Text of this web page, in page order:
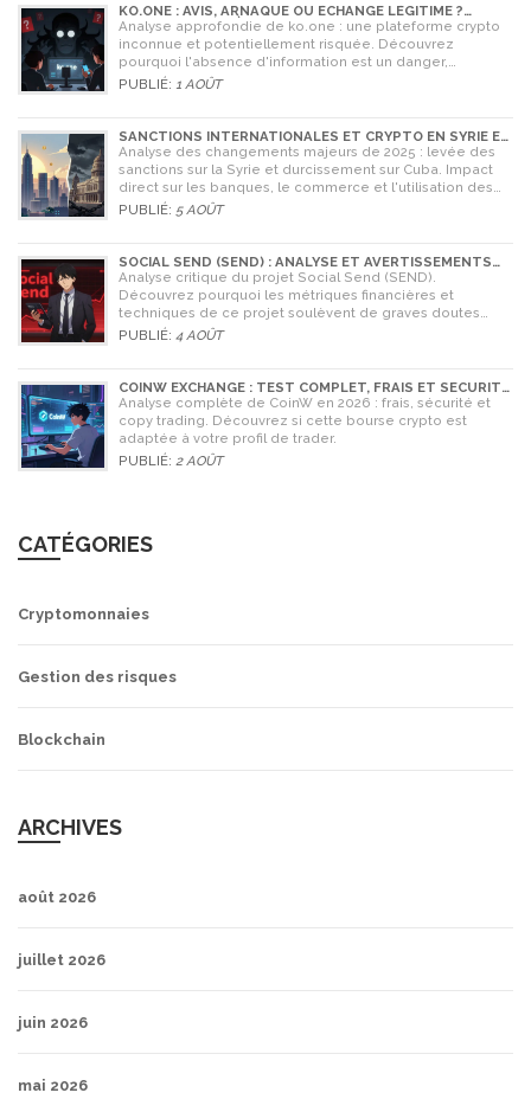
KO.ONE : AVIS, ARNAQUE OU ÉCHANGE LÉGITIME ?
ANALYSE COMPLÈTE
Analyse approfondie de ko.one : une plateforme crypto
inconnue et potentiellement risquée. Découvrez
pourquoi l'absence d'information est un danger,
comparez avec Coinone et apprenez à vérifier la sécurité
PUBLIÉ: 1 AOÛT
SANCTIONS INTERNATIONALES ET CRYPTO EN SYRIE ET
CUBA : L'IMPACT MAJEUR DE 2025
Analyse des changements majeurs de 2025 : levée des
sanctions sur la Syrie et durcissement sur Cuba. Impact
direct sur les banques, le commerce et l'utilisation des
cryptomonnaies comme Bitcoin.
PUBLIÉ: 5 AOÛT
SOCIAL SEND (SEND) : ANALYSE ET AVERTISSEMENTS
CRITIQUES POUR 2026
Analyse critique du projet Social Send (SEND).
Découvrez pourquoi les métriques financières et
techniques de ce projet soulèvent de graves doutes
quant à sa légitimité en 2026.
PUBLIÉ: 4 AOÛT
COINW EXCHANGE : TEST COMPLET, FRAIS ET SÉCURITÉ
EN 2026
Analyse complète de CoinW en 2026 : frais, sécurité et
copy trading. Découvrez si cette bourse crypto est
adaptée à votre profil de trader.
PUBLIÉ: 2 AOÛT
CATÉGORIES
Cryptomonnaies
Gestion des risques
Blockchain
ARCHIVES
août 2026
juillet 2026
juin 2026
mai 2026